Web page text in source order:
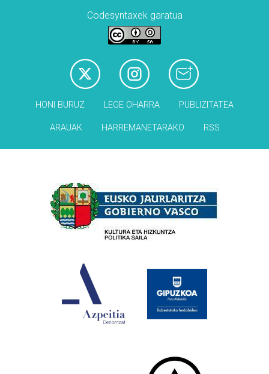
Codesyntaxek garatua
HONI BURUZ LEGE OHARRA PUBLIZITATEA
ARAUAK HARREMANETARAKO RSS